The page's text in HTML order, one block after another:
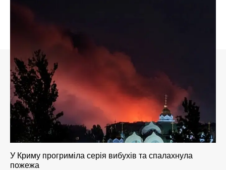
У Криму прогриміла серія вибухів та спалахнула
пожежа